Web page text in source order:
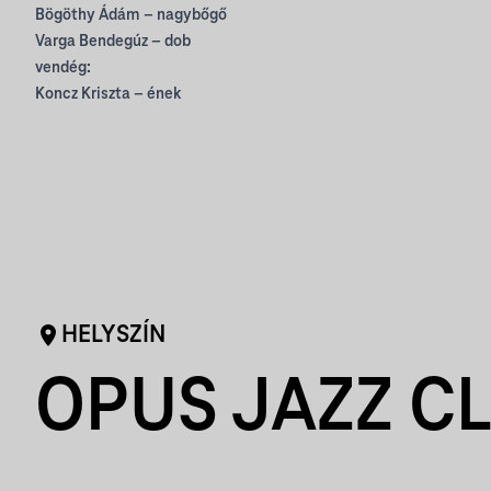
Bögöthy Ádám – nagybőgő
Varga Bendegúz – dob
vendég:
Koncz Kriszta – ének
HELYSZÍN
OPUS JAZZ